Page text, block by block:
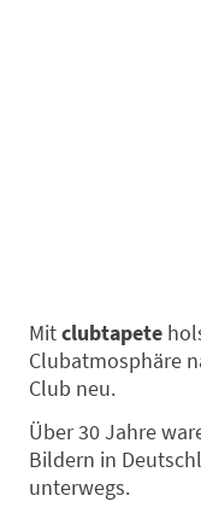
Mitclubtapete
Clubatmosphäre
Club neu.
Über 30 Jahre
Bildern in
unterwegs.